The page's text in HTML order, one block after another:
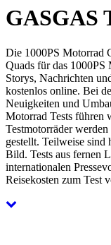
GASGAS
Die 1000PS Motorrad
Quads für das 1000PS
Storys, Nachrichten
kostenlos online. Bei
Neuigkeiten und
Motorrad Tests führen
Testmotorräder
gestellt. Teilweise sind
Bild. Tests aus fernen
internationalen
Reisekosten zum Test